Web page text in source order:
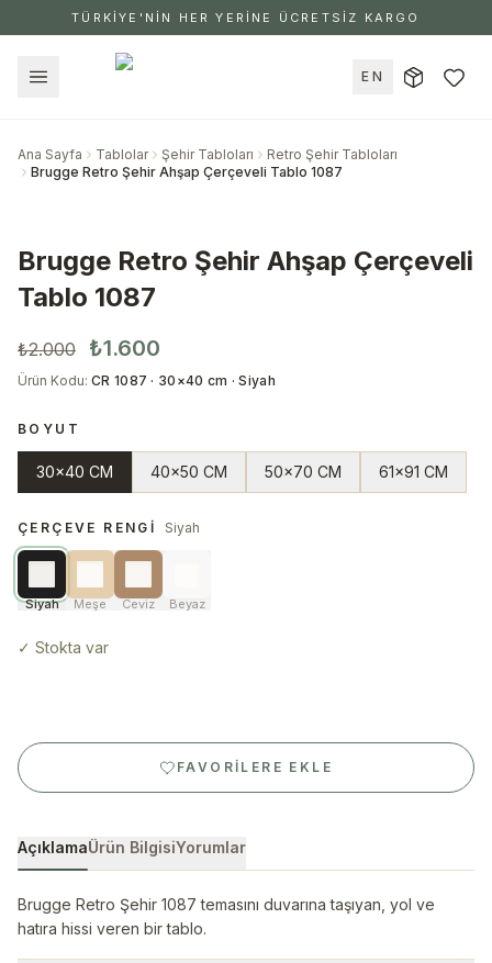
TÜRKİYE'NİN HER YERİNE ÜCRETSİZ KARGO
EN
Ana Sayfa Tablolar Şehir Tabloları
Retro Şehir Tabloları
Brugge Retro Şehir Ahşap Çerçeveli Tablo 1087
Brugge Retro Şehir Ahşap Çerçeveli
Tablo 1087
₺2.000 ₺1.600
Ürün Kodu: CR 1087 · 30×40 cm · Siyah
BOYUT
30x40 CM 40x50 CM 50x70 CM 61x91 CM
ÇERÇEVE RENGI Siyah
Siyah Meşe Ceviz Beyaz
✓ Stokta var
FAVORILERE EKLE
AçıklamaÜrün BilgisiYorumlar
Brugge Retro Şehir 1087 temasını duvarına taşıyan, yol ve
hatıra hissi veren bir tablo.